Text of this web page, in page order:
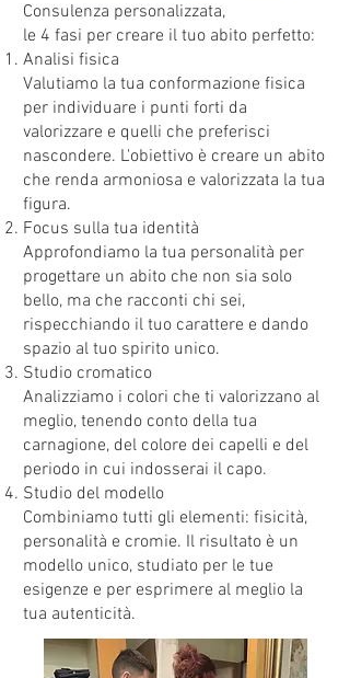
Consulenza personalizzata,
le 4 fasi per creare il tuo abito perfetto:
Analisi fisica
Valutiamo la tua conformazione fisica
per individuare i punti forti da
valorizzare e quelli che preferisci
nascondere. L'obiettivo è creare un abito
che renda armoniosa e valorizzata la tua
figura.
Focus sulla tua identità
Approfondiamo la tua personalità per
progettare un abito che non sia solo
bello, ma che racconti chi sei,
rispecchiando il tuo carattere e dando
spazio al tuo spirito unico.
Studio cromatico
Analizziamo i colori che ti valorizzano al
meglio, tenendo conto della tua
carnagione, del colore dei capelli e del
periodo in cui indosserai il capo.
Studio del modello
Combiniamo tutti gli elementi: fisicità,
personalità e cromie. Il risultato è un
modello unico, studiato per le tue
esigenze e per esprimere al meglio la
tua autenticità.